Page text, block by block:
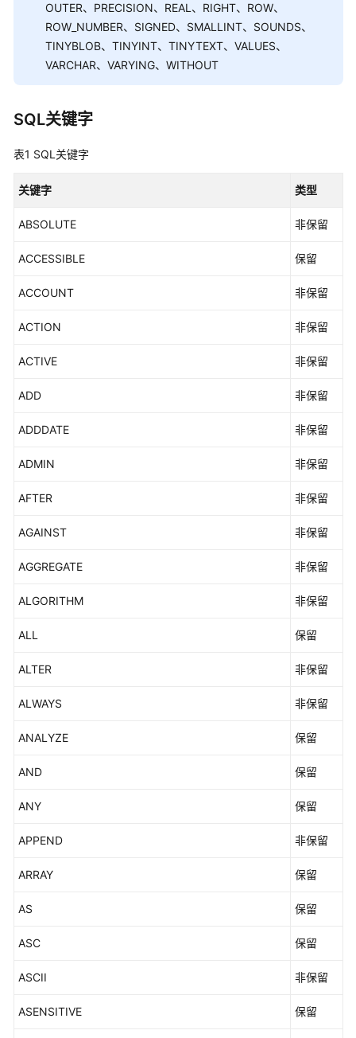
开
发
指
南
式
10.x）
开
指
（分
式
8.x）
开
（集
式
8.x）
开
指
（分
发
_V2.0-
布
_V2.0-
OUTER、PRECISION、REAL、RIGHT、ROW、
ROW_NUMBER、SIGNED、SMALLINT、SOUNDS、
TINYBLOB、TINYINT、TINYTEXT、VALUES、
VARCHAR、VARYING、WITHOUT
SQL关键字
表1 SQL关键字
关键字 类型
ABSOLUTE 非保留
ACCESSIBLE 保留
ACCOUNT 非保留
ACTION 非保留
ACTIVE 非保留
ADD 非保留
ADDDATE 非保留
ADMIN 非保留
AFTER 非保留
AGAINST 非保留
AGGREGATE 非保留
ALGORITHM 非保留
ALL 保留
ALTER 非保留
ALWAYS 非保留
ANALYZE 保留
AND 保留
ANY 保留
APPEND 非保留
ARRAY 保留
AS 保留
ASC 保留
ASCII 非保留
ASENSITIVE 保留